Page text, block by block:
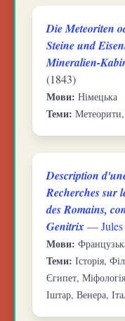
Die Meteoriten
Steine und
Mineralien-
(1843)
Мови: Німецька
Теми: Метеорити,
Description
Recherches sur
des Romains,
Genitrix—
Мови:
Теми: Історія,
Єгипет,
Іштар, Венера,